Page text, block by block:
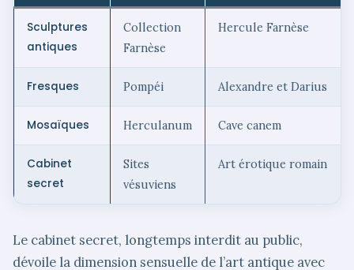
Sculptures
antiques
Collection
Farnèse
Hercule Farnèse
Fresques Pompéi Alexandre et Darius
Mosaïques Herculanum Cave canem
Cabinet
secret
Sites
vésuviens
Art érotique romain
Le cabinet secret, longtemps interdit au public,
dévoile la dimension sensuelle de l’art antique avec